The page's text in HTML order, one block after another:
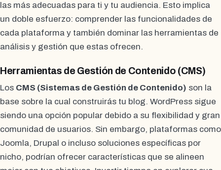
las más adecuadas para ti y tu audiencia. Esto implica
un doble esfuerzo: comprender las funcionalidades de
cada plataforma y también dominar las herramientas de
análisis y gestión que estas ofrecen.
Herramientas de Gestión de Contenido (CMS)
Los CMS (Sistemas de Gestión de Contenido) son la
base sobre la cual construirás tu blog. WordPress sigue
siendo una opción popular debido a su flexibilidad y gran
comunidad de usuarios. Sin embargo, plataformas como
Joomla, Drupal o incluso soluciones específicas por
nicho, podrían ofrecer características que se alineen